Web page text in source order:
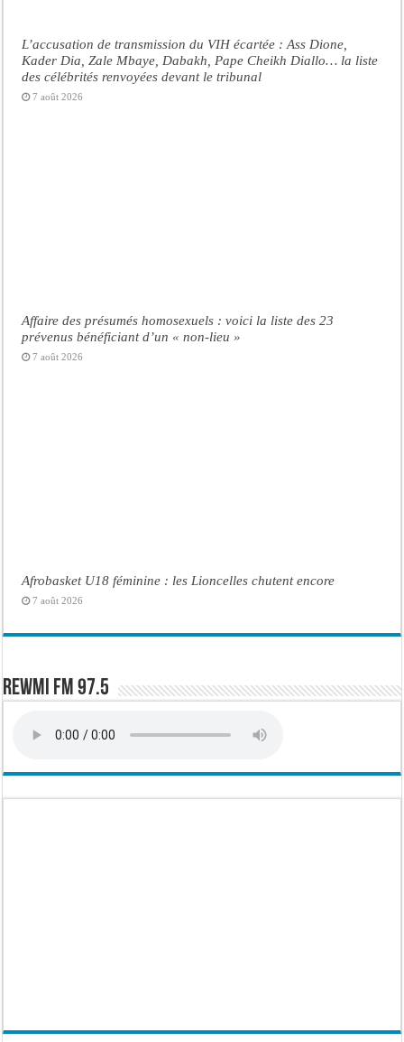
L’accusation de transmission du VIH écartée : Ass Dione,
Kader Dia, Zale Mbaye, Dabakh, Pape Cheikh Diallo… la liste
des célébrités renvoyées devant le tribunal
7 août 2026
Affaire des présumés homosexuels : voici la liste des 23
prévenus bénéficiant d’un « non-lieu »
7 août 2026
Afrobasket U18 féminine : les Lioncelles chutent encore
7 août 2026
Rewmi FM 97.5